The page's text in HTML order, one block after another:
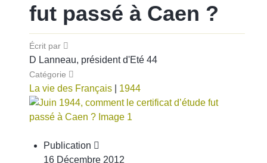
fut passé à Caen ?
Écrit par
D Lanneau, président d'Eté 44
Catégorie
La vie des Français 1944
Publication
16 Décembre 2012